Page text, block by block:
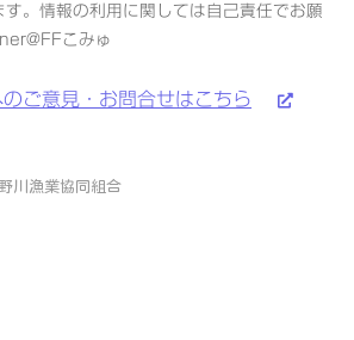
す。情報の利用に関しては自己責任でお願
こみゅ
ご意見・お問合せはこちら
川漁業協同組合